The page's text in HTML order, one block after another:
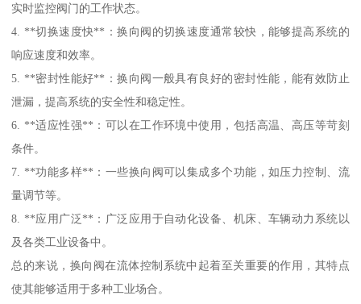
实时监控阀门的工作状态。
4. **切换速度快**：换向阀的切换速度通常较快，能够提高系统的
响应速度和效率。
5. **密封性能好**：换向阀一般具有良好的密封性能，能有效防止
泄漏，提高系统的安全性和稳定性。
6. **适应性强**：可以在工作环境中使用，包括高温、高压等苛刻
条件。
7. **功能多样**：一些换向阀可以集成多个功能，如压力控制、流
量调节等。
8. **应用广泛**：广泛应用于自动化设备、机床、车辆动力系统以
及各类工业设备中。
总的来说，换向阀在流体控制系统中起着至关重要的作用，其特点
使其能够适用于多种工业场合。